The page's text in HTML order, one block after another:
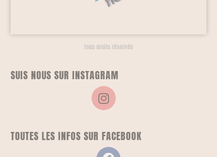
Tous droits réservés
SUIS NOUS SUR INSTAGRAM
TOUTES LES INFOS SUR FACEBOOK